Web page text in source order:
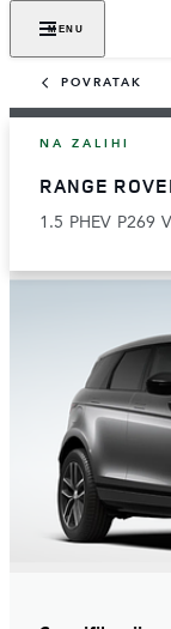
MENU
POVRATAK
NA ZALIHI
RANGE
1.5 PHEV P269